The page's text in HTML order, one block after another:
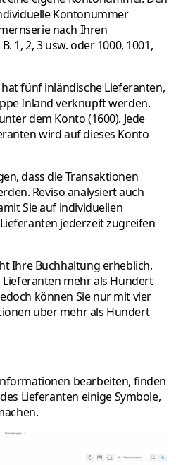
Kontonummer
nach Ihren
1, 2, 3 usw. oder 1000, 1001,
fünf inländische Lieferanten,
Inlandverknüpft werden.
dem Konto (1600). Jede
wird auf dieses Konto
dass die Transaktionen
Reviso analysiert auch
Sie auf individuellen
jederzeit zugreifen
Ihre Buchhaltung erheblich,
mehr als Hundert
können Sie nur mit vier
über mehr als Hundert
bearbeiten, finden
Lieferanten einige Symbole,